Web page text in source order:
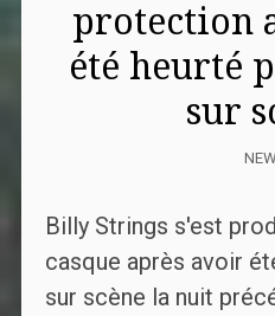
protection
été heurté
sur
Billy Strings s'est
casque après avoir
sur scène la nuit